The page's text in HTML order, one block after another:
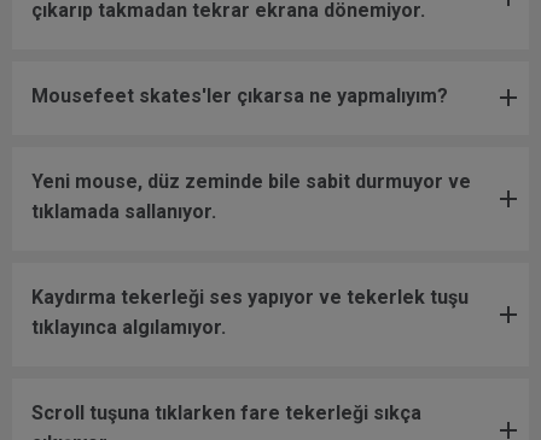
çıkarıp takmadan tekrar ekrana dönemiyor.
Mousefeet skates'ler çıkarsa ne yapmalıyım?
Yeni mouse, düz zeminde bile sabit durmuyor ve
tıklamada sallanıyor.
Kaydırma tekerleği ses yapıyor ve tekerlek tuşu
tıklayınca algılamıyor.
Scroll tuşuna tıklarken fare tekerleği sıkça